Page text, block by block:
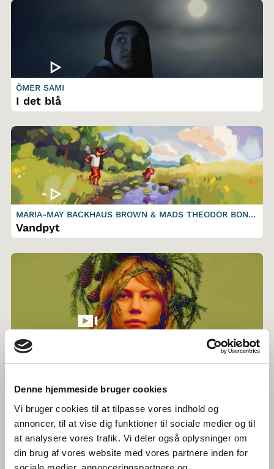
Denne hjemmeside bruger cookies
Vi bruger cookies til at tilpasse vores indhold og
annoncer, til at vise dig funktioner til sociale medier og til
at analysere vores trafik. Vi deler også oplysninger om
din brug af vores website med vores partnere inden for
ÖMER SAMI
I det blå
MARIA-MAY BACKHAUS BROWN & MADS THEODOR BOND
E
Vandpyt
VIRPI SUUTARI
Havumetsän lapset